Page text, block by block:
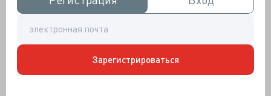
Зарегистрироваться
итальянском памятнике Рипаро Виллабруна нашли
тысяч лет назад. Впоследствии ученые
кто-то выскреб ему кариес с помощью, по-видимому,
маленького острия. Более того, в выскобленной
полости ученые обнаружили остатки органического